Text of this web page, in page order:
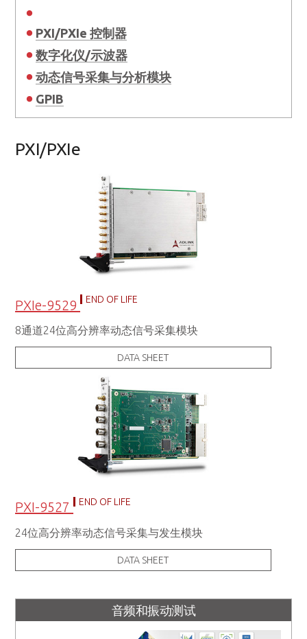
PXI/PXIe 控制器
数字化仪/示波器
动态信号采集与分析模块
GPIB
PXI/PXIe
PXIe-9529 END OF LIFE
8通道24位高分辨率动态信号采集模块
DATA SHEET
PXI-9527 END OF LIFE
24位高分辨率动态信号采集与发生模块
DATA SHEET
音频和振动测试